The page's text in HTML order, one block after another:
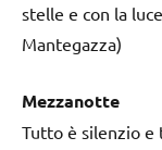
stelle e con la
Mantegazza)
Mezzanotte
Tutto è silenzio e